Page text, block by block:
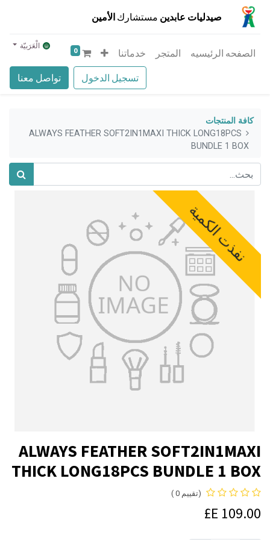
صيدليات عابدين مستشارك الأمين
تسجيل الدخول تواصل معنا
الصفحه الرئيسيه المتجر خدماتنا 0 الْعَرَبيّة
كافة المنتجات
ALWAYS FEATHER SOFT2IN1MAXI THICK LONG18PCS
BUNDLE 1 BOX
نفذت الكمية
ALWAYS FEATHER SOFT2IN1MAXI
THICK LONG18PCS BUNDLE 1 BOX
(تقييم 0 )
109.00